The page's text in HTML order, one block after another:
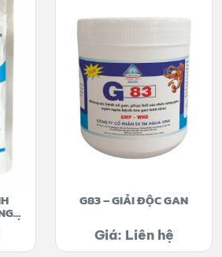
G83 – GIẢI ĐỘC GAN
Giá: Liên hệ